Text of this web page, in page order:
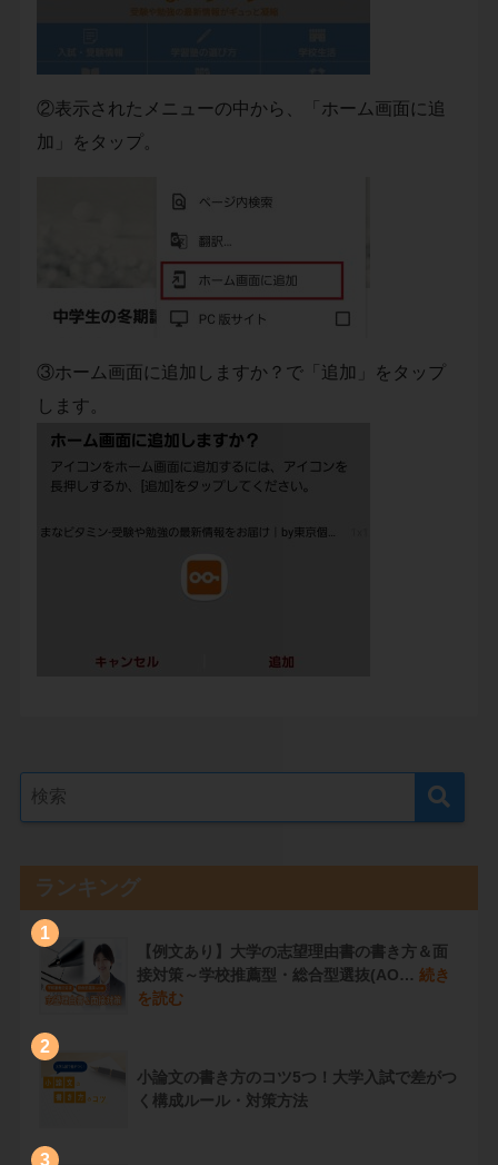
②表示されたメニューの中から、「ホーム画面に追
加」をタップ。
③ホーム画面に追加しますか？で「追加」をタップ
します。
ランキング
1
【例文あり】大学の志望理由書の書き方＆面
接対策～学校推薦型・総合型選抜(AO… 続き
を読む
2
小論文の書き方のコツ5つ！大学入試で差がつ
く構成ルール・対策方法
3